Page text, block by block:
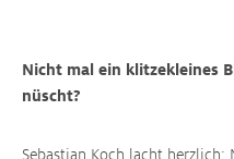
Nicht mal ein klitzekleines
nüscht?
Sebastian Koch lacht